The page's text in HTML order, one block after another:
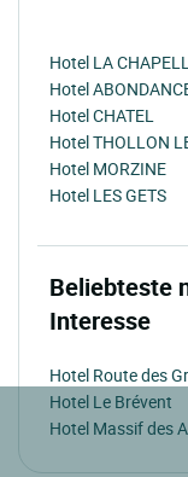
Hotel LA
Hotel
Hotel CHATEL
Hotel THOLLON
Hotel MORZINE
Hotel LES GETS
Beliebteste
Interesse
Hotel Route des
Hotel Le Brévent
Hotel Massif des